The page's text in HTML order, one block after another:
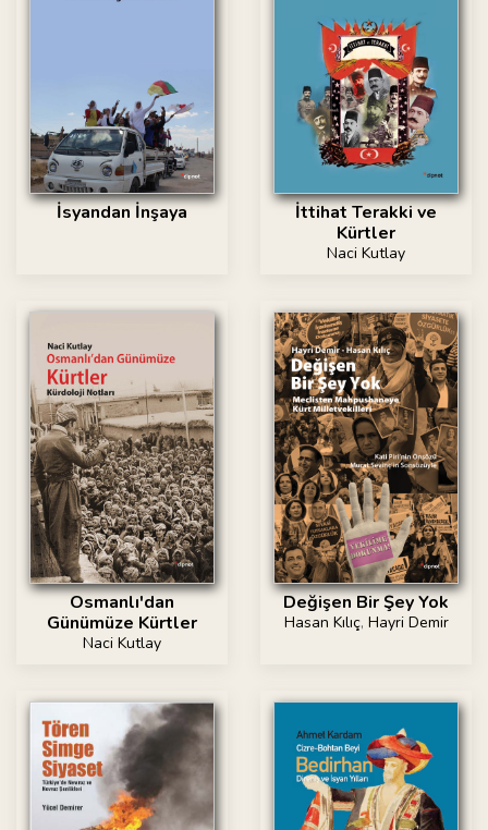
İsyandan İnşaya
İttihat Terakki ve
Kürtler
Naci Kutlay
Osmanlı'dan
Günümüze Kürtler
Naci Kutlay
Değişen Bir Şey Yok
Hasan Kılıç, Hayri Demir